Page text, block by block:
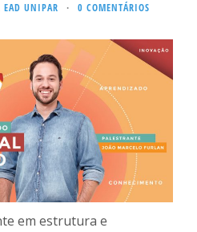
EAD UNIPAR · 0 COMENTÁRIOS
em estrutura e